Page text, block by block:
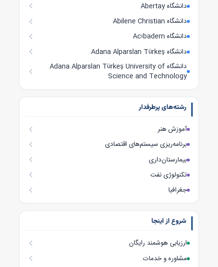
دانشگاه Abertay
دانشگاه Abilene Christian
دانشگاه Acıbadem
دانشگاه Adana Alparslan Türkeş
دانشگاه Adana Alparslan Türkeş University of
Science and Technology
رشته‌های پرطرفدار
آموزش هنر
برنامه‌ریزی سیستم‌های اقتصادی
بیمارستان‌داری
تکنولوژی نفت
جغرافیا
شروع از اینجا
ارزیابی هوشمند رایگان
مشاوره و خدمات